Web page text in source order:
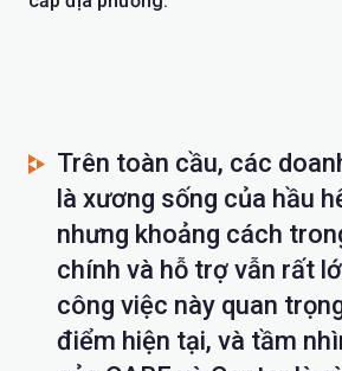
Trên toàn cầu, các
là xương sống của hầu
nhưng khoảng cách
chính và hỗ trợ vẫn rất
công việc này quan
điểm hiện tại, và tầm